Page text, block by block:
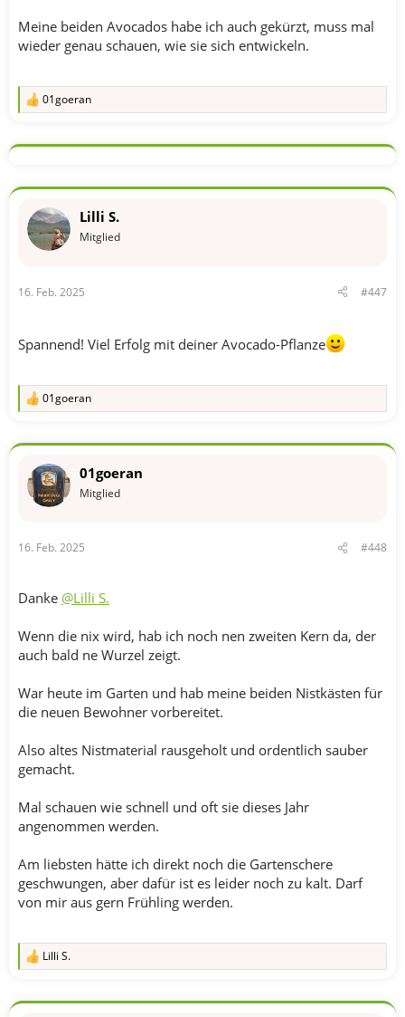
Meine beiden Avocados habe ich auch gekürzt, muss mal
wieder genau schauen, wie sie sich entwickeln.
R
k
o
e
n
01goeran
Lilli S.
Mitglied
16. Feb. 2025 #447
Spannend! Viel Erfolg mit deiner Avocado-Pflanze
R
k
o
:
01goeran
01goeran
Mitglied
16. Feb. 2025 #448
Danke @Lilli S.
Wenn die nix wird, hab ich noch nen zweiten Kern da, der
auch bald ne Wurzel zeigt.
War heute im Garten und hab meine beiden Nistkästen für
die neuen Bewohner vorbereitet.
Also altes Nistmaterial rausgeholt und ordentlich sauber
gemacht.
Mal schauen wie schnell und oft sie dieses Jahr
angenommen werden.
Am liebsten hätte ich direkt noch die Gartenschere
geschwungen, aber dafür ist es leider noch zu kalt. Darf
von mir aus gern Frühling werden.
R
k
Lilli S.